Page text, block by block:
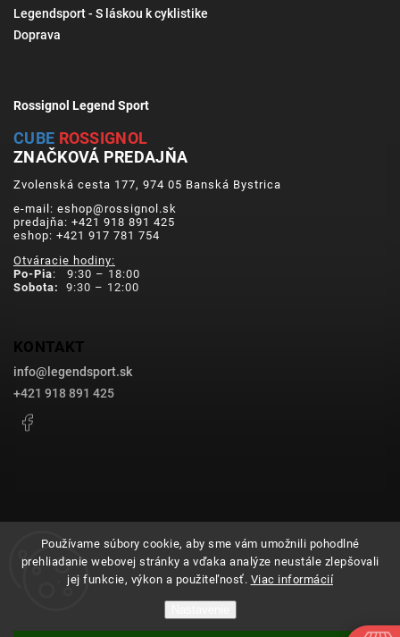
Používame súbory cookie, aby sme vám umožnili pohodlné
prehliadanie webovej stránky a vďaka analýze neustále zlepšovali
jej funkcie, výkon a použiteľnosť. Viac informácií
Legendsport - S láskou k cyklistike
Doprava
Rossignol Legend Sport
CUBE ROSSIGNOL
ZNAČKOVÁ PREDAJŇA
Zvolenská cesta 177, 974 05 Banská Bystrica
e-mail: eshop@rossignol.sk
predajňa: +421 918 891 425
eshop: +421 917 781 754
Otváracie hodiny:
Po-Pia: 9:30 – 18:00
Sobota:
9:30 – 12:00
KONTAKT
info@ legendsport.sk
+421 918 891 425
Vytvoril Shoptet
Copyright 2026legendsport.sk. Všetky práva vyhradené.
Upraviť nastavenie cookies
Grafický návrh vytvořil a nakódoval